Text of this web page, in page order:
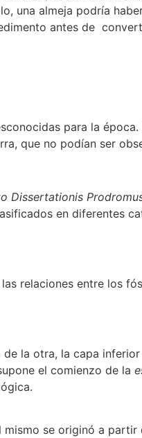
una almeja podría
antes de
para la
que no podían ser
Dissertationis
en diferentes
relaciones entre los
la otra, la capa
el comienzo de la
se originó a